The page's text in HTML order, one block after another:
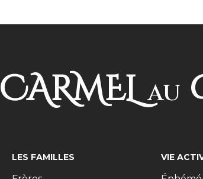
CARMELAU
LES FAMILLES VIE